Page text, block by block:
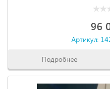
96
Артикул:
Подробнее